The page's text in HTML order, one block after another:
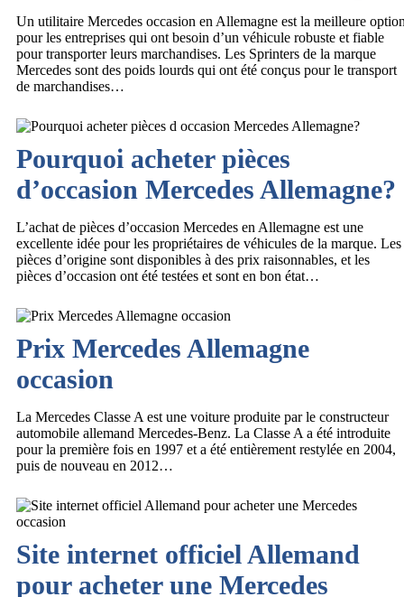
Un utilitaire Mercedes occasion en Allemagne est la meilleure
pour les entreprises qui ont besoin d’un véhicule robuste et fiable
pour transporter leurs marchandises. Les Sprinters de la marque
Mercedes sont des poids lourds qui ont été conçus pour le transport
de marchandises…
Pourquoi acheter pièces
d’occasion Mercedes Allemagne?
L’achat de pièces d’occasion Mercedes en Allemagne est une
excellente idée pour les propriétaires de véhicules de la marque. Les
pièces d’origine sont disponibles à des prix raisonnables, et les
pièces d’occasion ont été testées et sont en bon état…
Prix Mercedes Allemagne
occasion
La Mercedes Classe A est une voiture produite par le constructeur
automobile allemand Mercedes-Benz. La Classe A a été introduite
pour la première fois en 1997 et a été entièrement restylée en 2004,
puis de nouveau en 2012…
Site internet officiel Allemand
pour acheter une Mercedes